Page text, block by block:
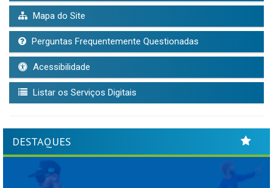
Mapa do Site
Perguntas Frequentemente Questionadas
Acessibilidade
Listar os Serviços Digitais
DESTAQUES